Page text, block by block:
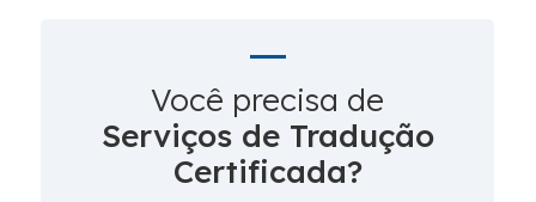
Você precisa de
Serviços de Tradução
Certificada?